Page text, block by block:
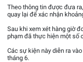
Theo thông tin được đưa
quay lại để xác nhận
Sau khi xem xét hàng giờ
phạm đã thực hiện một số
Các sự kiện này diễn ra
tháng 6.